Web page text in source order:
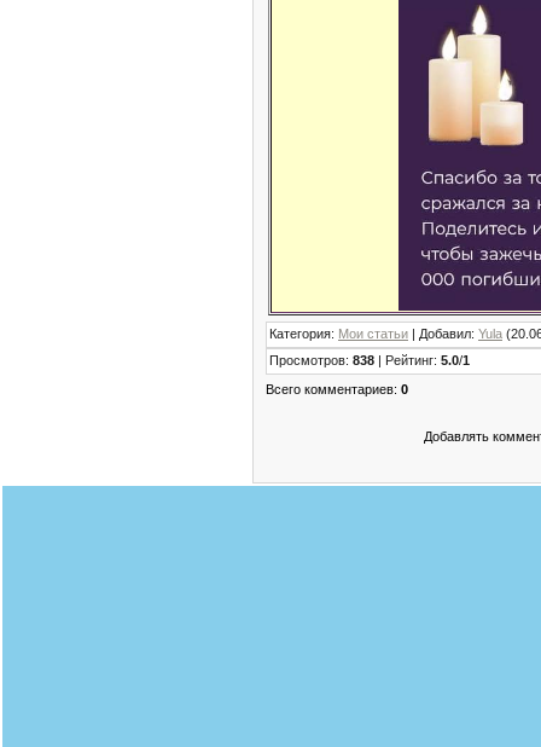
Категория: Мои статьи | Добавил: Yula
Просмотров: 838 | Рейтинг: 5.0/1
Всего комментариев: 0
Добавлять